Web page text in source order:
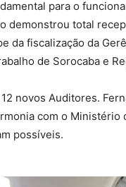
para o
demonstrou total
da fiscalização da
de Sorocaba e
novos Auditores.
com o Ministério
possíveis.